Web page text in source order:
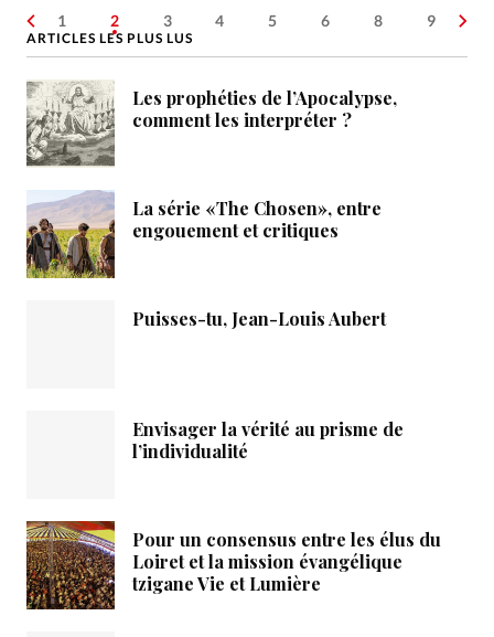
1 2 3 4 5 6 8 9
ARTICLES LES PLUS LUS
Les prophéties de l’Apocalypse,
comment les interpréter ?
La série «The Chosen», entre
engouement et critiques
Puisses-tu, Jean-Louis Aubert
Envisager la vérité au prisme de
l’individualité
Pour un consensus entre les élus du
Loiret et la mission évangélique
tzigane Vie et Lumière